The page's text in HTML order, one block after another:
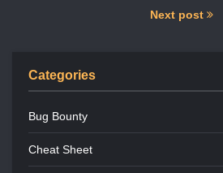
Next post
Categories
Bug Bounty
Cheat Sheet